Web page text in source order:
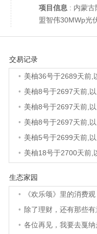
项目信息 : 内蒙
盟智伟30MWp
交易记录
• 美柚40号于2688天前,
• 美柚36号于2689天前,
• 美柚8号于2697天前,
• 美柚8号于2697天前,
• 美柚8号于2697天前,
• 美柚5号于2699天前,
• 美柚18号于2700天前,
•
美柚3号于2700天前,
美柚38号于2701天前,
美柚20号于2715天前,
美柚38号于2718天前,
生态家园
•
《欢乐颂》里的消费
• 除了理财，还有那些
• 各位再见，我要去戛纳